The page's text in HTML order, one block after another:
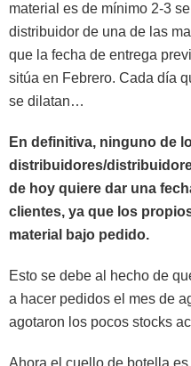
material es de mínimo 2-3
distribuidor de una de las
que la fecha de entrega
sitúa en Febrero. Cada día
se dilatan…
En definitiva, ninguno de
distribuidores/
de hoy quiere dar una
clientes, ya que los
material bajo pedido.
Esto se debe al hecho de
a hacer pedidos el mes de
agotaron los pocos stocks
Ahora el cuello de botella